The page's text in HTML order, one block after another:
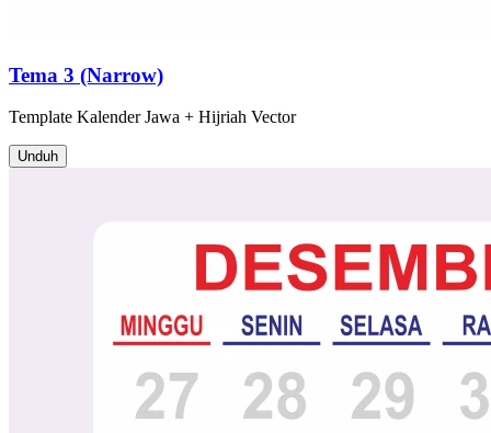
Tema 3 (Narrow)
Template Kalender Jawa + Hijriah Vector
Unduh